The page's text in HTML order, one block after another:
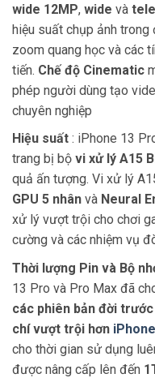
wide 12MP, wide và
hiệu suất chụp ảnh trong
zoom quang học và các
tiến. Chế độ Cinematic
phép người dùng tạo
chuyên nghiệp
Hiệu suất : iPhone 13
trang bị bộ vi xử lý A15
quả ấn tượng. Vi xử lý
GPU 5 nhân và Neural
xử lý vượt trội cho chơi
cường và các nhiệm vụ
Thời lượng Pin và Bộ
13 Pro và Pro Max đã
các phiên bản đời trước
chí vượt trội hơn
cho thời gian sử dụng
được nâng cấp lên đến